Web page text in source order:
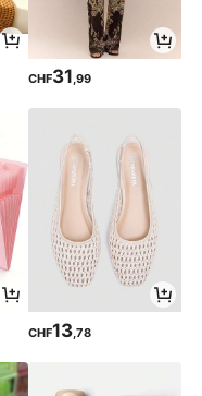
CHF31,99
CHF13 ,78